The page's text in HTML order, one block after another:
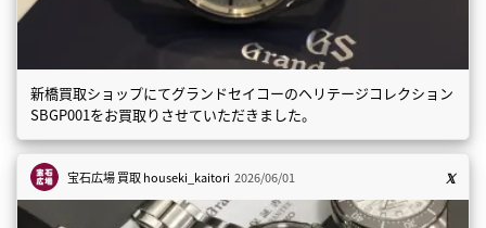
新橋買取ショップにてグランドセイコーのヘリテージコレクション
SBGP001をお買取りさせていただきました。
宝石広場 買取houseki_kaitori 2026/06/01